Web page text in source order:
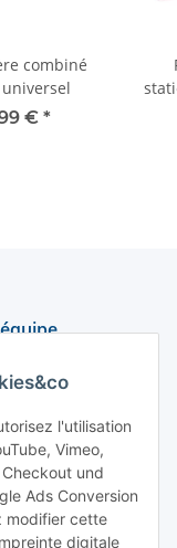
l'utilisation
Vimeo,
und
Ads Conversion
modifier cette
digitale
combiné
universel
€ *